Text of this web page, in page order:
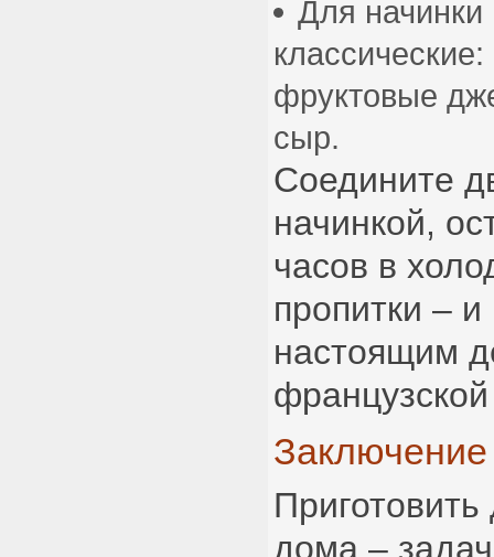
Для начинки
фруктовые
сыр.
Соедините
начинкой,
часов в
пропитки –
настоящим
Заключение
дома –